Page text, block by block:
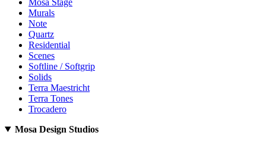
Murals
Note
Quartz
Residential
Scenes
Softline / Softgrip
Solids
Terra Maestricht
Terra Tones
Trocadero
Mosa Design Studios